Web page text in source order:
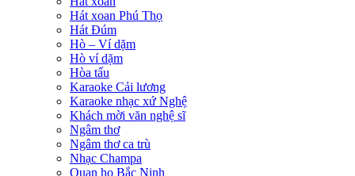
Hát xoan Phú Thọ
Hát Đúm
Hò – Ví dặm
Hò ví dặm
Hòa tấu
Karaoke Cải lương
Karaoke nhạc xứ Nghệ
Khách mời văn nghệ sĩ
Ngâm thơ
Ngâm thơ ca trù
Nhạc Champa
Quan họ Bắc Ninh